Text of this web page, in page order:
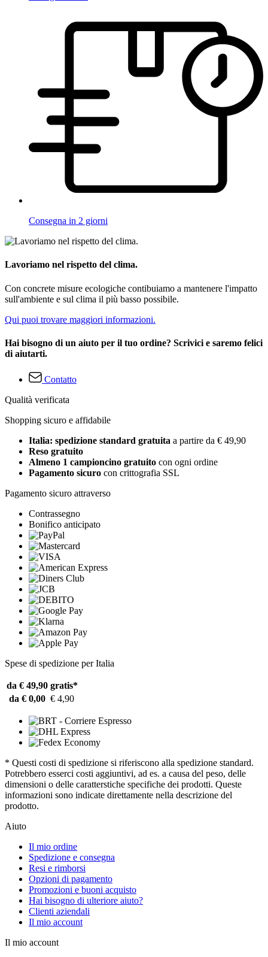
Consegna in 2 giorni
Lavoriamo nel rispetto del clima.
Con concrete misure ecologiche contibuiamo a mantenere l'impatto
sull'ambiente e sul clima il più basso possibile.
Qui puoi trovare maggiori informazioni.
Hai bisogno di un aiuto per il tuo ordine? Scrivici e saremo felici
di aiutarti.
Contatto
Qualità verificata
Shopping sicuro e affidabile
Italia: spedizione standard gratuita a partire da € 49,90
Reso gratuito
Almeno 1 campioncino gratuito con ogni ordine
Pagamento sicuro con crittografia SSL
Pagamento sicuro attraverso
Contrassegno
Bonifico anticipato
Spese di spedizione per Italia
da € 49,90 gratis*
da € 0,00 € 4,90
* Questi costi di spedizione si riferiscono alla spedizione standard.
Potrebbero esserci costi aggiuntivi, ad es. a causa del peso, delle
dimensioni o delle caratterstiche specifiche dei prodotti. Queste
informazioni sono indicate direttamente nella descrizione del
prodotto.
Aiuto
Il mio ordine
Spedizione e consegna
Resi e rimborsi
Opzioni di pagamento
Promozioni e buoni acquisto
Hai bisogno di ulteriore aiuto?
Clienti aziendali
Il mio account
Il mio account